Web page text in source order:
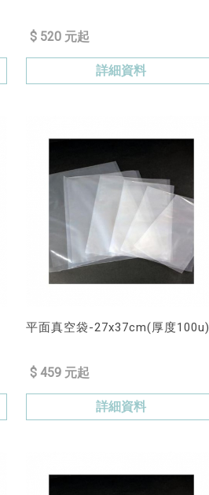
$ 520 元起
詳細資料
平面真空袋-27x37cm(厚度100u)
$ 459 元起
詳細資料